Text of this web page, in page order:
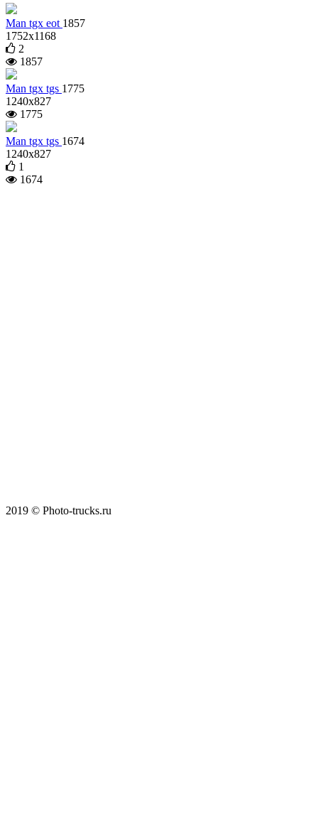
Man tgx eot 1857
1752x1168
2
1857
Man tgx tgs 1775
1240x827
1775
Man tgx tgs 1674
1240x827
1
1674
2019 © Photo-trucks.ru